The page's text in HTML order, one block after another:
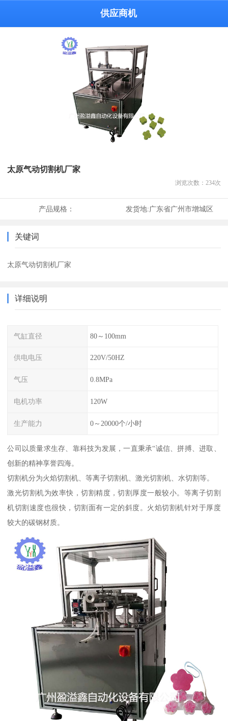
供应商机
太原气动切割机厂家
浏览次数： 234次
产品规格： 发货地:广东省广州市增城区
关键词
太原气动切割机厂家
详细说明
气缸直径 80～100mm
供电电压 220V/50HZ
气压 0.8MPa
电机功率 120W
生产能力 0～20000个/小时
公司以质量求生存、靠科技为发展，一直秉承“诚信、拼搏、进取、
创新的精神享誉四海。
切割机分为火焰切割机、等离子切割机、激光切割机、水切割等。
激光切割机为效率快，切割精度，切割厚度一般较小。等离子切割
机切割速度也很快，切割面有一定的斜度。火焰切割机针对于厚度
较大的碳钢材质。